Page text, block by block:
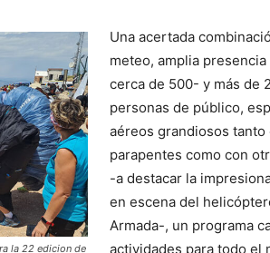
la 22 edicion de
Una acertada
meteo, amplia
cerca de 500- y más de
personas de público,
aéreos grandiosos tanto
parapentes como con
-a destacar la
en escena del
Armada-, un programa
actividades para todo el